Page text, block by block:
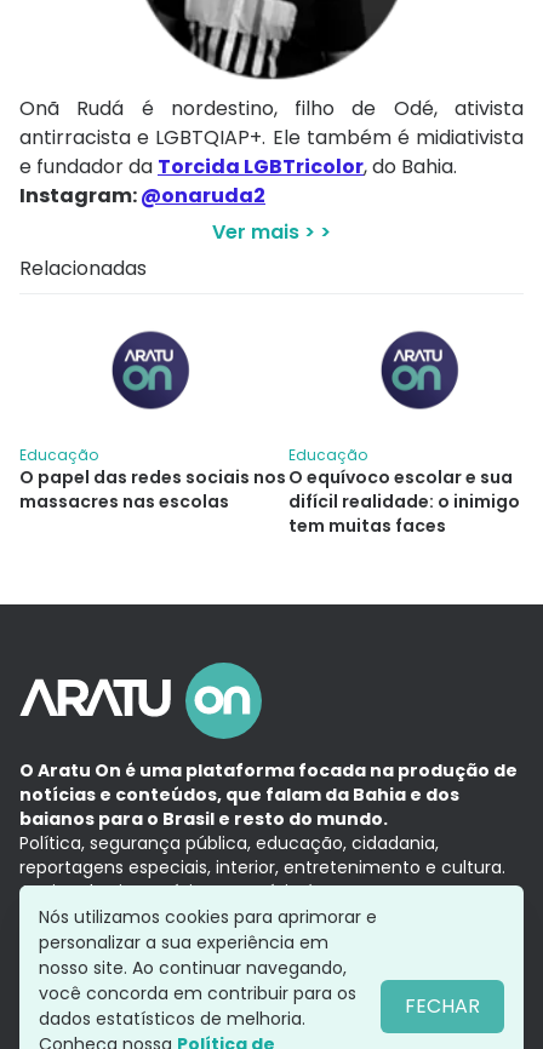
Onã Rudá é nordestino, filho de Odé, ativista
antirracista e LGBTQIAP+. Ele também é midiativista
e fundador da Torcida LGBTricolor, do Bahia.
Instagram:@onaruda2
Ver mais > >
Relacionadas
Educação
O papel das redes sociais nos
massacres nas escolas
Educação
O equívoco escolar e sua
difícil realidade: o inimigo
tem muitas faces
O Aratu On é uma plataforma focada na produção de
notícias e conteúdos, que falam da Bahia e dos
baianos para o Brasil e resto do mundo.
Política, segurança pública, educação, cidadania,
reportagens especiais, interior, entretenimento e cultura.
Aqui, tudo vira notícia e a notícia é no tempo presente,
com a credibilidade do Grupo Aratu.
Grupo Aratu
Política de privacidade
Siga-nos
Nós utilizamos cookies para aprimorar e
personalizar a sua experiência em
nosso site. Ao continuar navegando,
você concorda em contribuir para os
dados estatísticos de melhoria.
Conheça nossa Política de
FECHAR